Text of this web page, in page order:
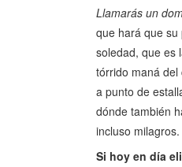
Llamarás un
que hará que su
soledad, que es
tórrido maná del
a punto de
dónde también
incluso
Si hoy en día